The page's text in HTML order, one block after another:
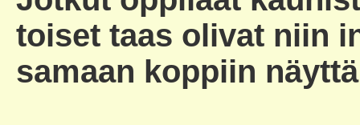
toiset taas olivat niin
samaan koppiin